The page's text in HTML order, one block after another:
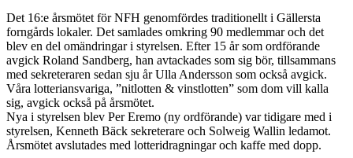
Det 16:e årsmötet för NFH genomfördes traditionellt i Gällersta
forngårds lokaler. Det samlades omkring 90 medlemmar och det
blev en del omändringar i styrelsen. Efter 15 år som ordförande
avgick Roland Sandberg, han avtackades som sig bör, tillsammans
med sekreteraren sedan sju år Ulla Andersson som också avgick.
Våra lotteriansvariga, ”nitlotten & vinstlotten” som dom vill kalla
sig, avgick också på årsmötet.
Nya i styrelsen blev Per Eremo (ny ordförande) var tidigare med i
styrelsen, Kenneth Bäck sekreterare och Solweig Wallin ledamot.
Årsmötet avslutades med lotteridragningar och kaffe med dopp.